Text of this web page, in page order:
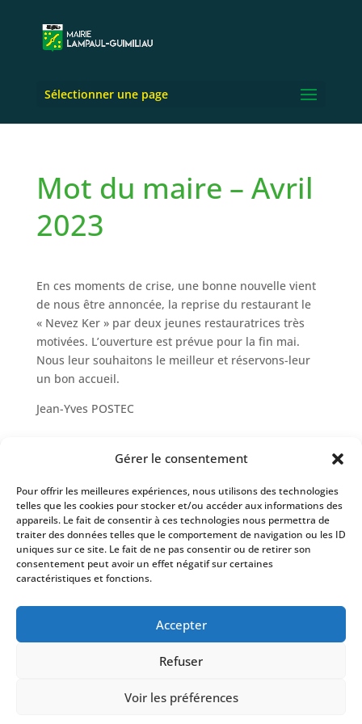
Gérer le consentement
Pour offrir les meilleures expériences, nous utilisons des technologies
telles que les cookies pour stocker et/ou accéder aux informations des
appareils. Le fait de consentir à ces technologies nous permettra de
traiter des données telles que le comportement de navigation ou les ID
uniques sur ce site. Le fait de ne pas consentir ou de retirer son
consentement peut avoir un effet négatif sur certaines
caractéristiques et fonctions.
Accepter
Refuser
Voir les préférences
Sélectionner une page
Mot du maire – Avril
2023
En ces moments de crise, une bonne nouvelle vient
de nous être annoncée, la reprise du restaurant le
« Nevez Ker » par deux jeunes restauratrices très
motivées. L’ouverture est prévue pour la fin mai.
Nous leur souhaitons le meilleur et réservons-leur
un bon accueil.
Jean-Yves POSTEC
Évènements à venir
NoticeIl n’y a pas d’évènements à venir.
Mairie de Lampaul-Guimiliau
Villers – 29400 Lampaul-Guimiliau –
accueil@mairie-lampaul-guimiliau.fr